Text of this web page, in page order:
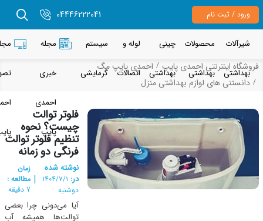
/ ثبت نام 04446222041
محصولات
بهداشتی
چینی
بهداشتی
لوله و
اتصالات
سیستم
گرمایشی
مجله
خبری
احمدی
پایپ
مجله
تصویری
احمدی
پایپ
اینترنتی احمدی پایپ
احمدی پایپ مگ
های لوازم بهداشتی منزل
فلوتر توالت
چیست؟ نحوه
تنظیم فلوتر توالت
فرنگی دو زمانه
نوشته شده
در:
۱۴۰۴/۷/۱
دوشنبه
| مطالعه :
آیا می‌دونی چرا بعضی
توالت‌ها همیشه آب